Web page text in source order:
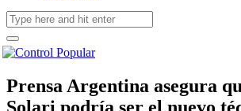
Prensa Argentina asegura
Solari podría ser el nuevo